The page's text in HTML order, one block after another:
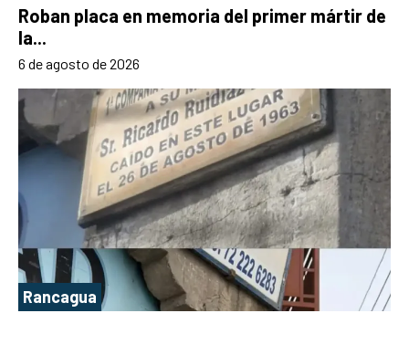
Roban placa en memoria del primer mártir de
la...
6 de agosto de 2026
Rancagua